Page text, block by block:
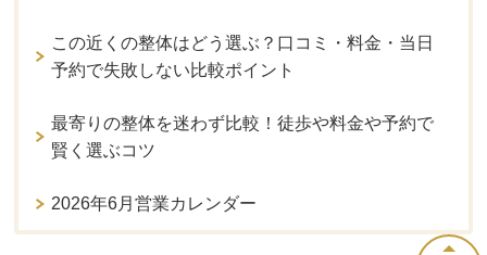
この近くの整体はどう選ぶ？口コミ・料金・当日
予約で失敗しない比較ポイント
最寄りの整体を迷わず比較！徒歩や料金や予約で
賢く選ぶコツ
2026年6月営業カレンダー